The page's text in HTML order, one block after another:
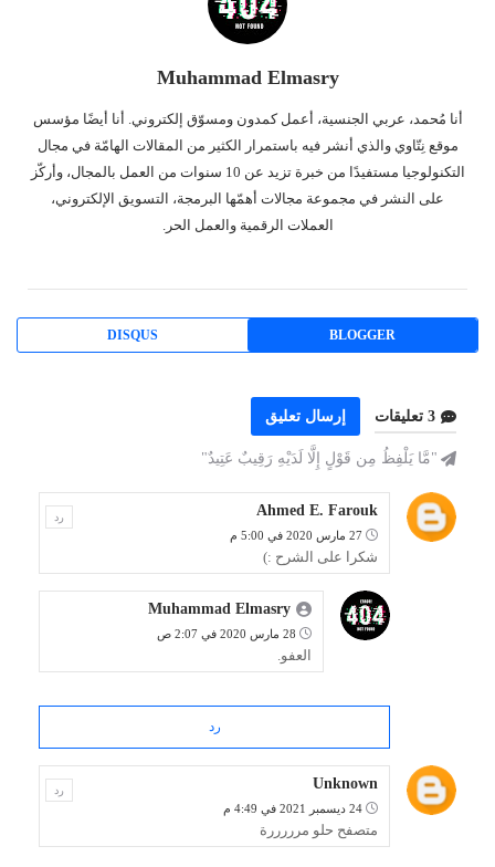
Muhammad Elmasry
أنا مُحمد، عربي الجنسية، أعمل كمدون ومسوّق إلكتروني. أنا أيضًا مؤسس
موقع نِتّاوي والذي أنشر فيه باستمرار الكثير من المقالات الهامّة في مجال
التكنولوجيا مستفيدًا من خبرة تزيد عن 10 سنوات من العمل بالمجال، وأركّز
على النشر في مجموعة مجالات أهمّها البرمجة، التسويق الإلكتروني،
العملات الرقمية والعمل الحر.
BLOGGER
DISQUS
3 تعليقات إرسال تعليق
"مَّا يَلْفِظُ مِن قَوْلٍ إِلَّا لَدَيْهِ رَقِيبٌ عَتِيدٌ"
Ahmed E. Farouk
27 مارس 2020 في 5:00 م
شكرا على الشرح :)
رد
Muhammad Elmasry
28 مارس 2020 في 2:07 ص
العفو.
رد
Unknown
24 ديسمبر 2021 في 4:49 م
متصفح حلو مرررررة
رد